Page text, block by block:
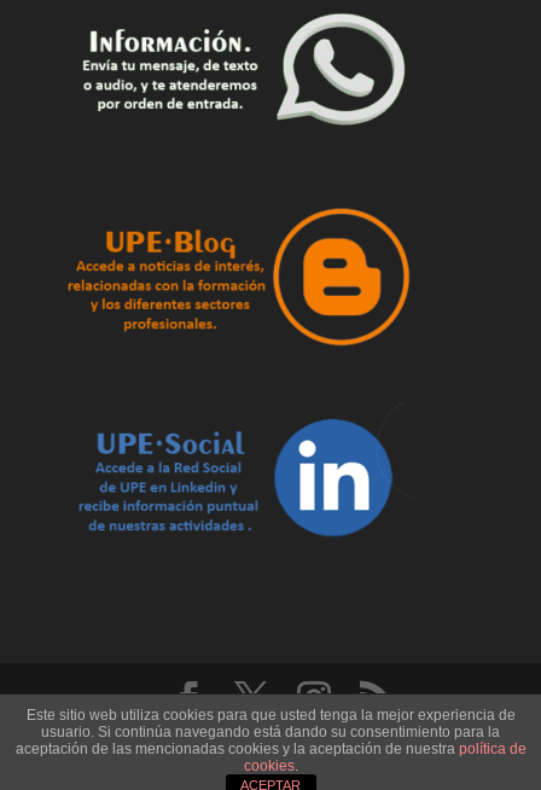
U.P.E. Universidad de los Pueblos de Europa - Record
Code: CD.1505 - CIF. B29651064
Este sitio web utiliza cookies para que usted tenga la mejor experiencia de
usuario. Si continúa navegando está dando su consentimiento para la
aceptación de las mencionadas cookies y la aceptación de nuestra política de
cookies.
ACEPTAR